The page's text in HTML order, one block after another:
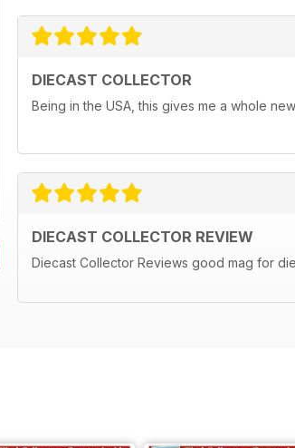
DIECAST COLLECTOR
Being in the USA, this gives me a whole
DIECAST COLLECTOR REVIEW
Diecast Collector Reviews good mag for